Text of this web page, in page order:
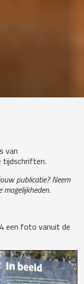
van
tijdschriften.
publicatie? Neem
een foto vanuit de